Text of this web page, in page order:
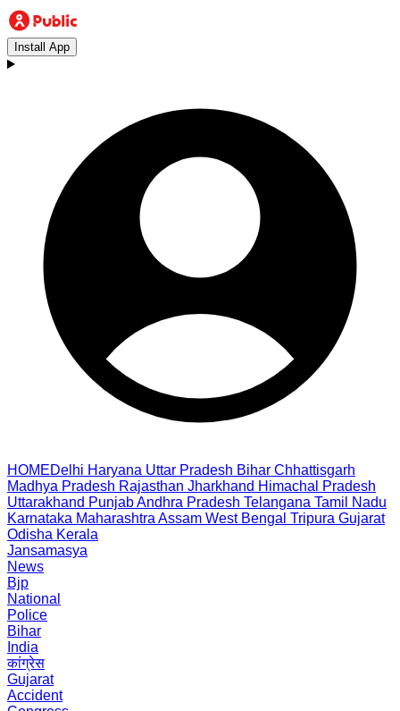
Install App
HOMEDelhi Haryana Uttar Pradesh Bihar Chhattisgarh
Madhya Pradesh Rajasthan Jharkhand Himachal Pradesh
Uttarakhand PunjabAndhra Pradesh Telangana Tamil Nadu
Karnataka Maharashtra Assam West Bengal Tripura Gujarat
Odisha Kerala
Jansamasya
News
Bjp
National
Police
Bihar
India
कांग्रेस
Gujarat
Accident